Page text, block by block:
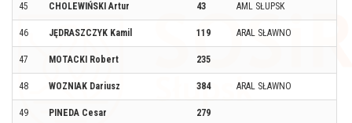
45 CHOLEWIŃSKI Artur 43 AML SŁUPSK
46 JĘDRASZCZYK Kamil 119 ARAL SŁAWNO
47 MOTACKI Robert 235
48 WOZNIAK Dariusz 384 ARAL SŁAWNO
49 PINEDA Cesar 279